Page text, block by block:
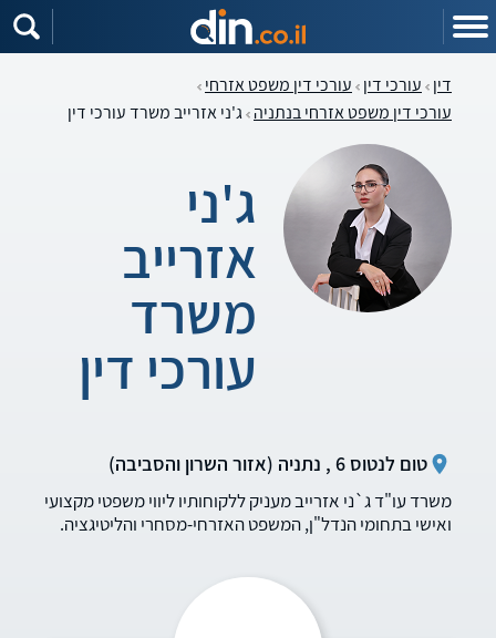
דין עורכי דין עורכי דין משפט אזרחי
עורכי דין משפט אזרחי בנתניה ג'ני אזרייב משרד עורכי דין
ג'ני
אזרייב
משרד
עורכי דין
טום לנטוס 6 , נתניה (אזור השרון והסביבה)
משרד עו"ד ג`ני אזרייב מעניק ללקוחותיו ליווי משפטי מקצועי
ואישי בתחומי הנדל"ן, המשפט האזרחי-מסחרי והליטיגציה.